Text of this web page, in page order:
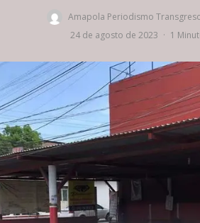
Amapola Periodismo
24 de agosto de 2023 · 1